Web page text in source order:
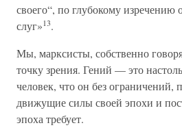
своего“, по глубокому изречению
слуг»13.
Мы, марксисты, собственно
точку зрения. Гений — это
человек, что он без ограничений,
движущие силы своей эпохи и
эпоха требует.